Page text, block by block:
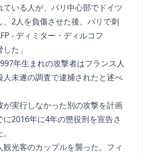
ている人が、パリ中心部でドイツ
、2人を負傷させた後、パリで刺
- ディミター・ディルコフ
た」
年生まれの攻撃者はフランス人
人未遂の調査で逮捕されたと述べ
が実行しなかった別の攻撃を計画
に2016年に4年の懲役刑を宣告さ
観光客のカップルを襲った。フィ